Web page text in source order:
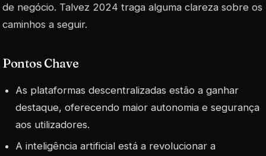
de negócio. Talvez 2024 traga alguma clareza sobre os
caminhos a seguir.
Pontos Chave
As plataformas descentralizadas estão a ganhar
destaque, oferecendo maior autonomia e segurança
aos utilizadores.
A inteligência artificial está a revolucionar a